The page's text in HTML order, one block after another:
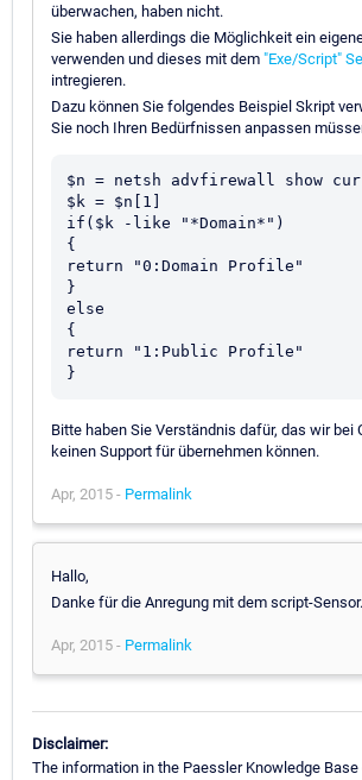
überwachen, haben nicht.
Sie haben allerdings die Möglichkeit ein
verwenden und dieses mit dem "Exe/Script"
intregieren.
Dazu können Sie folgendes Beispiel Skript
Sie noch Ihren Bedürfnissen anpassen
$n = netsh advfirewall show
$k = $n[1]
if($k -like "*Domain*")
{
return "0:Domain Profile"
}
else
{
return "1:Public Profile"
Bitte haben Sie Verständnis dafür, das wir bei
keinen Support für übernehmen können.
Apr, 2015 - Permalink
Hallo,
Danke für die Anregung mit dem script-Sensor.
Apr, 2015 - Permalink
Disclaimer:
The information in the Paessler Knowledge